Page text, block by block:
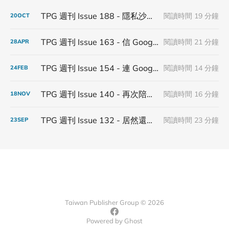
20OCT TPG 週刊 Issue 188 - 隱私沙盒倒塌，沒有人能在監管裡面蓋城堡 閱讀時間 19 分鐘
28APR TPG 週刊 Issue 163 - 信 Google 第三方 Cookies 得永生 閱讀時間 21 分鐘
24FEB TPG 週刊 Issue 154 - 連 Google 都不信 Google 閱讀時間 14 分鐘
18NOV TPG 週刊 Issue 140 - 再次陪著第三方 Cookies 步入下一個年 閱讀時間 16 分鐘
23SEP TPG 週刊 Issue 132 - 居然還有在更新隱私沙盒 閱讀時間 23 分鐘
Taiwan Publisher Group © 2026
Powered by Ghost